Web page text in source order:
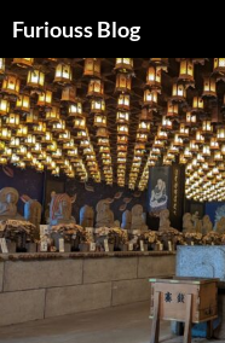
au
contenu
Furiouss Blog